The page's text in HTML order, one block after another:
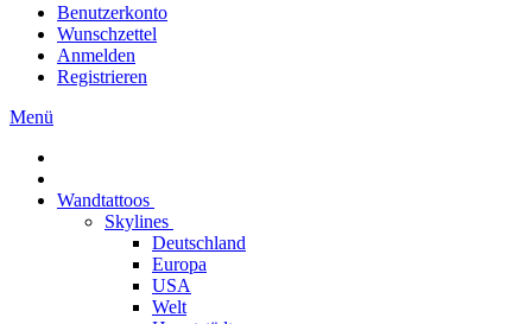
Benutzerkonto
Wunschzettel
Anmelden
Registrieren
Menü
Wandtattoos
Skylines
Deutschland
Europa
USA
Welt